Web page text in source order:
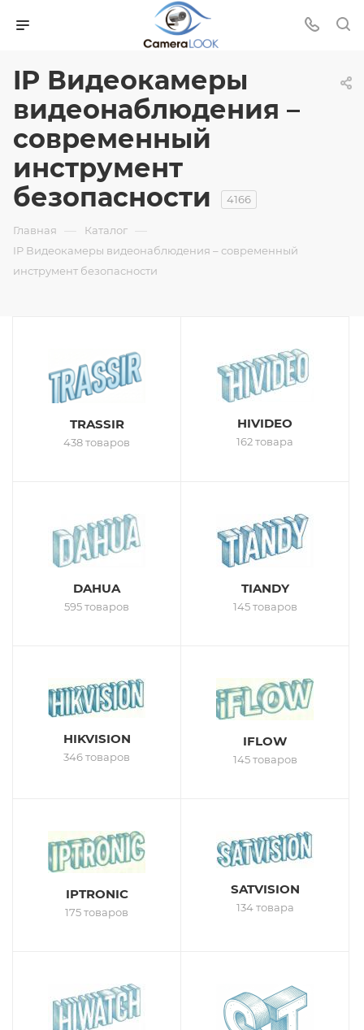
IP Видеокамеры
видеонаблюдения –
современный
инструмент
безопасности
4166
Главная — Каталог —
IP Видеокамеры видеонаблюдения – современный
инструмент безопасности
TRASSIR
438 товаров
HIVIDEO
162 товара
DAHUA
595 товаров
TIANDY
145 товаров
HIKVISION
346 товаров
IFLOW
145 товаров
IPTRONIC
175 товаров
SATVISION
134 товара